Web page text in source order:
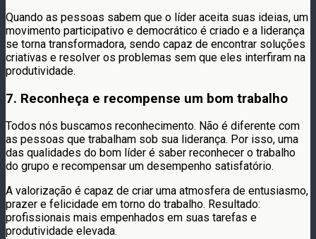
Quando as pessoas sabem que o líder aceita suas ideias, um
movimento participativo e democrático é criado e a liderança
se torna transformadora, sendo capaz de encontrar soluções
criativas e resolver os problemas sem que eles interfiram na
produtividade.
7. Reconheça e recompense um bom trabalho
Todos nós buscamos reconhecimento. Não é diferente com
as pessoas que trabalham sob sua liderança. Por isso, uma
das qualidades do bom líder é saber reconhecer o trabalho
do grupo e recompensar um desempenho satisfatório.
A valorização é capaz de criar uma atmosfera de entusiasmo,
prazer e felicidade em torno do trabalho. Resultado:
profissionais mais empenhados em suas tarefas e
produtividade elevada.